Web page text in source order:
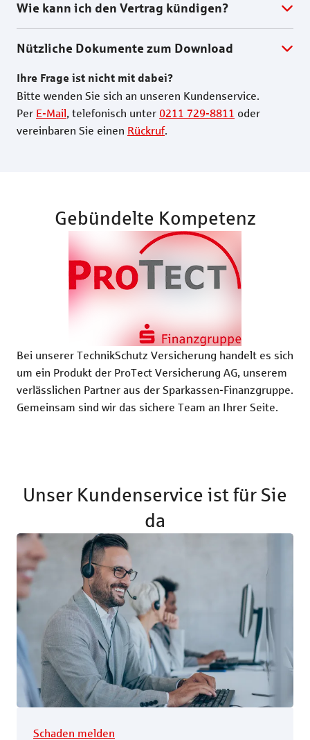
Wie kann ich den Vertrag kündigen?
Nützliche Dokumente zum Download
Ihre Frage ist nicht mit dabei?
Bitte wenden Sie sich an unseren Kundenservice.
Per E-Mail, telefonisch unter 0211 729-8811 oder
vereinbaren Sie einen Rückruf.
Gebündelte Kompetenz
Bei unserer TechnikSchutz Versicherung handelt es sich
um ein Produkt der ProTect Versicherung AG, unserem
verlässlichen Partner aus der Sparkassen-Finanzgruppe.
Gemeinsam sind wir das sichere Team an Ihrer Seite.
Unser Kundenservice ist für Sie
da
Schaden melden